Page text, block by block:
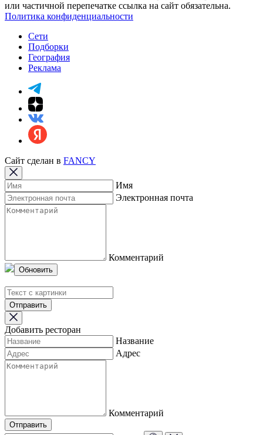
или частичной перепечатке ссылка на сайт обязательна.
Политика конфиденциальности
Сети
Подборки
География
Реклама
Сайт сделан в FANCY
Имя
Электронная почта
Комментарий
Обновить
Отправить
Добавить ресторан
Название
Адрес
Комментарий
Отправить